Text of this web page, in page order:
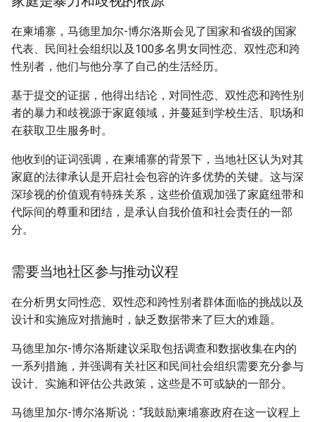
在柬埔寨，马德里加尔-博尔洛斯会见了国家和省级的国家
代表、民间社会组织以及100多名男女同性恋、双性恋和跨
性别者，他们与他分享了自己的生活经历。
基于提交的证据，他得出结论，对同性恋、双性恋和跨性别
者的暴力和歧视源于家庭领域，并蔓延到学校生活、职场和
在获取卫生服务时。
他收到的证词强调，在柬埔寨的背景下，当地社区认为对其
家庭的法律承认是开启社会包容的许多优势的关键。这与深
深珍视的价值观有特殊关系，这些价值观加强了家庭纽带和
代际间的尊重和团结，是承认自我价值和社会责任的一部
分。
需要当地社区参与推动议程
在分析男女同性恋、双性恋和跨性别者群体面临的挑战以及
设计和实施应对措施时，缺乏数据带来了巨大的难题。
马德里加尔-博尔洛斯建议采取包括调查和数据收集在内的
一系列措施，并强调有关社区和民间社会组织需要充分参与
设计、实施和评估公共政策，这些是不可或缺的一部分。
马德里加尔-博尔洛斯说：“我鼓励柬埔寨政府在这一议程上